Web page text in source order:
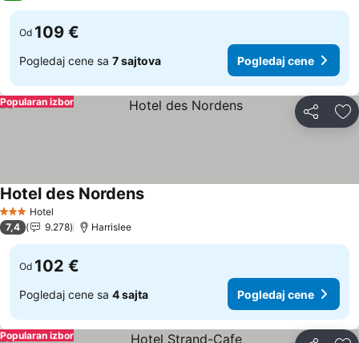
Od 109 €
Pogledaj cene sa 7 sajtova Pogledaj cene
Deli
Popularan izbor
3 Zvezdice
Hotel
Hotel des NordensPogledaj cene
7,4 9.278 Harrislee
Od 102 €
Pogledaj cene sa 4 sajta Pogledaj cene
Popularan izbor